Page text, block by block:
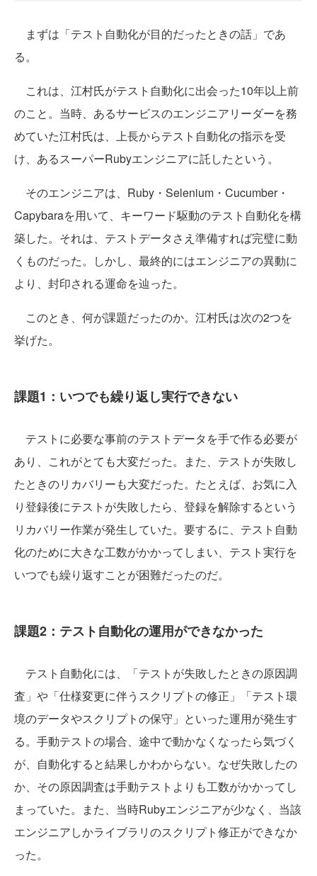
まずは「テスト自動化が目的だったときの話」であ
る。
これは、江村氏がテスト自動化に出会った10年以上前
のこと。当時、あるサービスのエンジニアリーダーを務
めていた江村氏は、上長からテスト自動化の指示を受
け、あるスーパーRubyエンジニアに託したという。
そのエンジニアは、Ruby・Selenium・Cucumber・
Capybaraを用いて、キーワード駆動のテスト自動化を構
築した。それは、テストデータさえ準備すれば完璧に動
くものだった。しかし、最終的にはエンジニアの異動に
より、封印される運命を辿った。
このとき、何が課題だったのか。江村氏は次の2つを
挙げた。
課題1：いつでも繰り返し実行できない
テストに必要な事前のテストデータを手で作る必要が
あり、これがとても大変だった。また、テストが失敗し
たときのリカバリーも大変だった。たとえば、お気に入
り登録後にテストが失敗したら、登録を解除するという
リカバリー作業が発生していた。要するに、テスト自動
化のために大きな工数がかかってしまい、テスト実行を
いつでも繰り返すことが困難だったのだ。
課題2：テスト自動化の運用ができなかった
テスト自動化には、「テストが失敗したときの原因調
査」や「仕様変更に伴うスクリプトの修正」「テスト環
境のデータやスクリプトの保守」といった運用が発生す
る。手動テストの場合、途中で動かなくなったら気づく
が、自動化すると結果しかわからない。なぜ失敗したの
か、その原因調査は手動テストよりも工数がかかってし
まっていた。また、当時Rubyエンジニアが少なく、当該
エンジニアしかライブラリのスクリプト修正ができなか
った。